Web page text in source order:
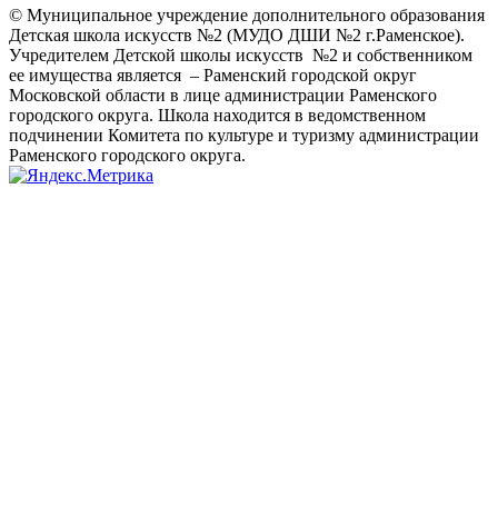
© Муниципальное учреждение дополнительного образования
Детская школа искусств №2 (МУДО ДШИ №2 г.Раменское).
Учредителем Детской школы искусств №2 и собственником
ее имущества является – Раменский городской округ
Московской области в лице администрации Раменского
городского округа. Школа находится в ведомственном
подчинении Комитета по культуре и туризму администрации
Раменского городского округа.